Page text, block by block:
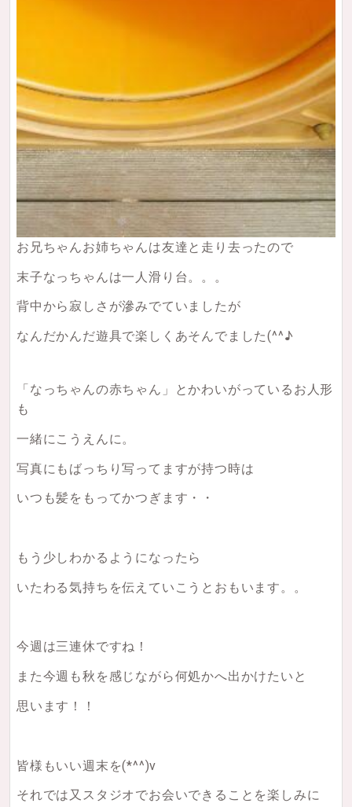
お兄ちゃんお姉ちゃんは友達と走り去ったので
末子なっちゃんは一人滑り台。。。
背中から寂しさが滲みでていましたが
なんだかんだ遊具で楽しくあそんでました(^^♪
「なっちゃんの赤ちゃん」とかわいがっているお人形
も
一緒にこうえんに。
写真にもばっちり写ってますが持つ時は
いつも髪をもってかつぎます・・
もう少しわかるようになったら
いたわる気持ちを伝えていこうとおもいます。。
今週は三連休ですね！
また今週も秋を感じながら何処かへ出かけたいと
思います！！
皆様もいい週末を(*^^)v
それでは又スタジオでお会いできることを楽しみに